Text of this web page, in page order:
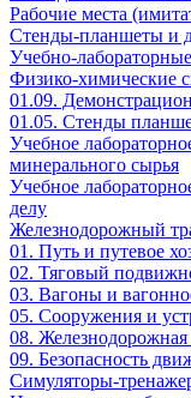
Рабочие места
Стенды-планшеты и
Учебно-
Физико-химические
01.09.
01.05. Стенды
Учебное
минерального сырья
Учебное
делу
Железнодорожный
01. Путь и путевое
02. Тяговый
03. Вагоны и
05. Сооружения и
08. Железнодорожная
09. Безопасность
Симуляторы-